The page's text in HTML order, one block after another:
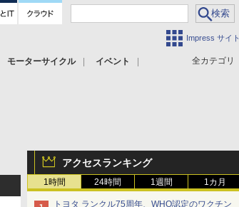
Impress サイト
全カテゴリ
モーターサイクル
イベント
アクセスランキング
1時間 24時間 1週間 1カ月
トヨタ ランクル75周年、WHO認定のワクチン